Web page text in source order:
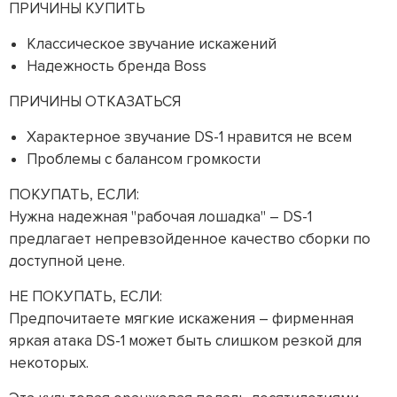
ПРИЧИНЫ КУПИТЬ
Классическое звучание искажений
Надежность бренда Boss
ПРИЧИНЫ ОТКАЗАТЬСЯ
Характерное звучание DS-1 нравится не всем
Проблемы с балансом громкости
ПОКУПАТЬ, ЕСЛИ:
Нужна надежная "рабочая лошадка" – DS-1
предлагает непревзойденное качество сборки по
доступной цене.
НЕ ПОКУПАТЬ, ЕСЛИ:
Предпочитаете мягкие искажения – фирменная
яркая атака DS-1 может быть слишком резкой для
некоторых.